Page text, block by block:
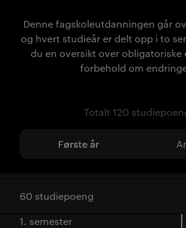
Denne fagskoleutdanningen går
og hvert studieår er delt opp i to
du en oversikt over obligatoriske
forbehold om
Første år
Totalt 120
60 studiepoeng
1. semester